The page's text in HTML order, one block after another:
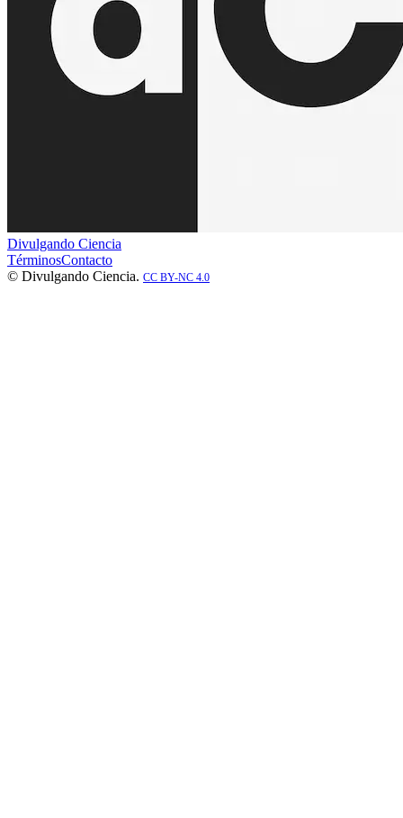
Divulgando Ciencia
TérminosContacto
© Divulgando Ciencia. CC BY-NC 4.0